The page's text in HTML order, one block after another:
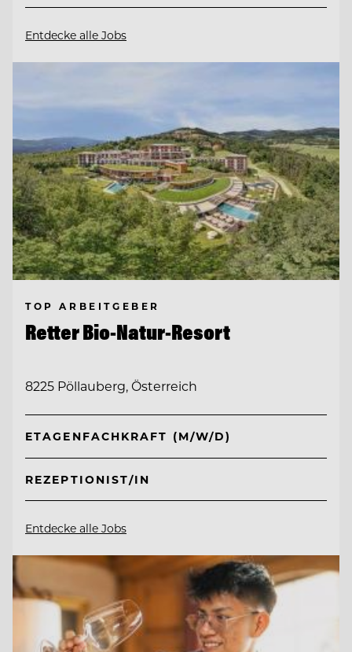
Entdecke alle Jobs
TOP ARBEITGEBER
Retter Bio-Natur-Resort
8225 Pöllauberg, Österreich
ETAGENFACHKRAFT (M/W/D)
REZEPTIONIST/IN
Entdecke alle Jobs